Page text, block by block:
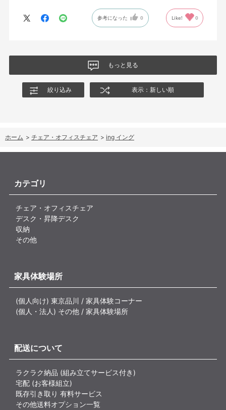
参考になった 0 Like! 0
もっと見る
絞り込み 表示：新しい順
ホーム > チェア・オフィスチェア > ing イング
カテゴリ
チェア・オフィスチェア
デスク・昇降デスク
収納
その他
家具体験場所
(個人向け) 東京品川 / 家具体験コーナー
(個人・法人) その他 / 家具体験場所
配送について
ラクラク納品 (組み立てサービス付き)
宅配 (お客様組立)
既存引き取り 有料サービス
その他送料オプション一覧